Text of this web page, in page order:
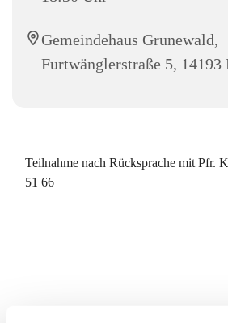
Gemeindehaus Grunewald,
Furtwänglerstraße 5, 14193
Teilnahme nach Rücksprache mit Pfr.
51 66